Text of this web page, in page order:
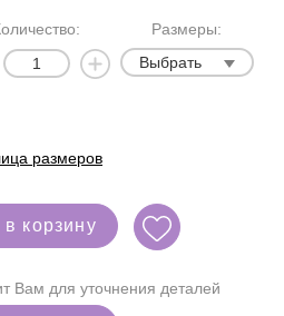
Размеры:
Выбрать
размеров
корзину
Вам для уточнения деталей